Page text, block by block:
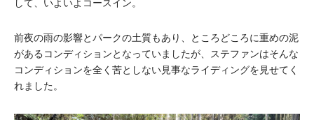
して、いよいよコースイン。
前夜の雨の影響とパークの土質もあり、ところどころに重めの泥
があるコンディションとなっていましたが、ステファンはそんな
コンディションを全く苦としない見事なライディングを見せてく
れました。